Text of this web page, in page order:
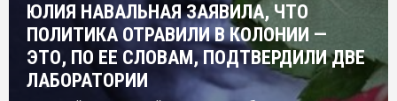
ЮЛИЯ НАВАЛЬНАЯ ЗАЯВИЛА, ЧТО
ПОЛИТИКА ОТРАВИЛИ В КОЛОНИИ —
ЭТО, ПО ЕЕ СЛОВАМ, ПОДТВЕРДИЛИ ДВЕ
ЛАБОРАТОРИИ